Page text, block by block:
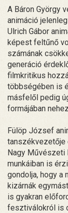
A Báron György
animáció
Ulrich Gábor
képest feltűnő
számának
generáció
filmkritikus
többségében is
másfelől pedig
formájában
Fülöp József
tanszékvezetője
Nagy Művészeti
munkáiban is
gondolja, hogy
kizárnák
is gyakran
fesztiválokról is